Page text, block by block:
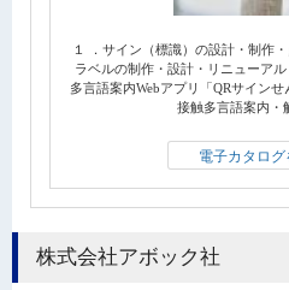
１ ．サイン（標識）の設計・制作
ラベルの制作・設計・リニューア
多言語案内Webアプリ「QRサイン
接触多言語案内・
電子カタログ
株式会社アボック社